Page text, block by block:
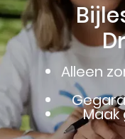
Alleen
Maak